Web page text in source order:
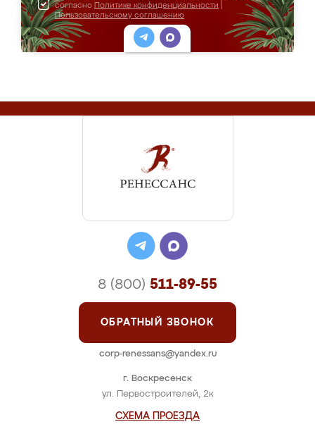
согласно Политике конфиденциальности
Пользовательскому соглашению
г. Воскресенск
ул. Первостроителей, 2к
СХЕМА ПРОЕЗДА
8 (800) 511-89-55
ОБРАТНЫЙ ЗВОНОК
corp-renessans@yandex.ru